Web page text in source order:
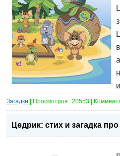
Загадки | Просмотров : 20553 |
Цедрик: стих и загадка